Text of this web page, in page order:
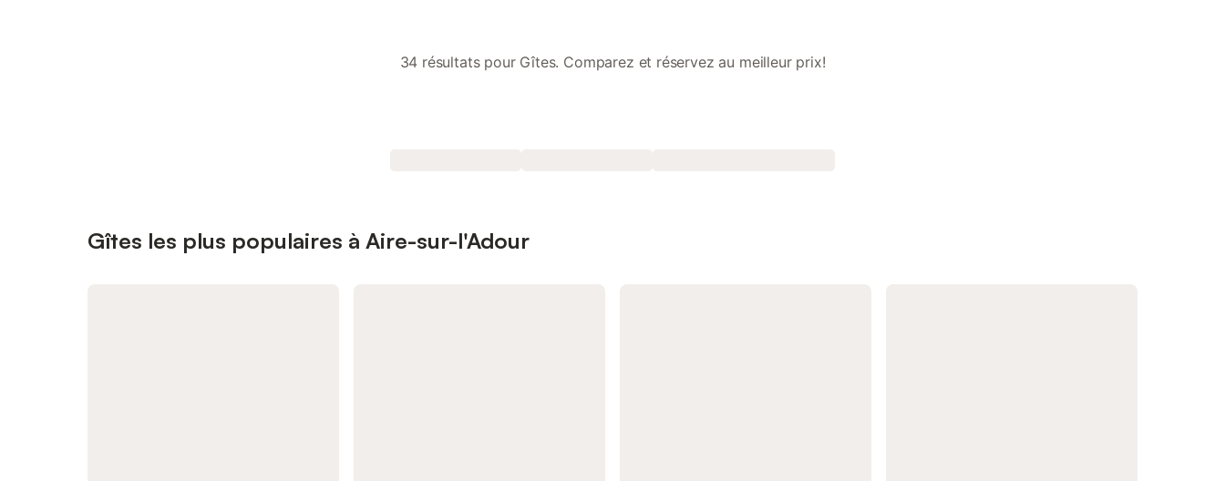
34 résultats pour Gîtes. Comparez et réservez au meilleur prix!
Gîtes les plus populaires à Aire-sur-l'Adour